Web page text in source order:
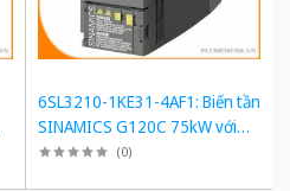
6SL3210-1KE31-4AF1: Biến tần
SINAMICS G120C 75kW với
Tải Quá Tải 150% và Tính
(0)